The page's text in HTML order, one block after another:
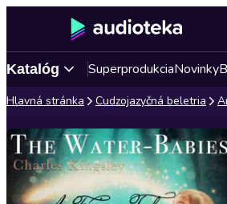
Katalóg SuperprodukciaNovinky
Hlavná stránka Cudzojazyčná beletria